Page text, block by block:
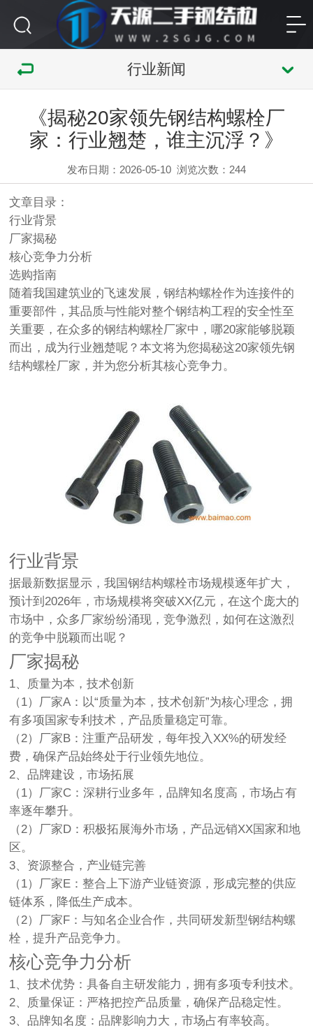
行业新闻
《揭秘20家领先钢结构螺栓厂
家：行业翘楚，谁主沉浮？》
发布日期：2026-05-10 浏览次数： 244
文章目录：
行业背景
厂家揭秘
核心竞争力分析
选购指南
随着我国建筑业的飞速发展，钢结构螺栓作为连接件的
重要部件，其品质与性能对整个钢结构工程的安全性至
关重要，在众多的钢结构螺栓厂家中，哪20家能够脱颖
而出，成为行业翘楚呢？本文将为您揭秘这20家领先钢
结构螺栓厂家，并为您分析其核心竞争力。
行业背景
据最新数据显示，我国钢结构螺栓市场规模逐年扩大，
预计到2026年，市场规模将突破XX亿元，在这个庞大的
市场中，众多厂家纷纷涌现，竞争激烈，如何在这激烈
的竞争中脱颖而出呢？
厂家揭秘
1、质量为本，技术创新
（1）厂家A：以“质量为本，技术创新”为核心理念，拥
有多项国家专利技术，产品质量稳定可靠。
（2）厂家B：注重产品研发，每年投入XX%的研发经
费，确保产品始终处于行业领先地位。
2、品牌建设，市场拓展
（1）厂家C：深耕行业多年，品牌知名度高，市场占有
率逐年攀升。
（2）厂家D：积极拓展海外市场，产品远销XX国家和地
区。
3、资源整合，产业链完善
（1）厂家E：整合上下游产业链资源，形成完整的供应
链体系，降低生产成本。
（2）厂家F：与知名企业合作，共同研发新型钢结构螺
栓，提升产品竞争力。
核心竞争力分析
1、技术优势：具备自主研发能力，拥有多项专利技术。
2、质量保证：严格把控产品质量，确保产品稳定性。
3、品牌知名度：品牌影响力大，市场占有率较高。